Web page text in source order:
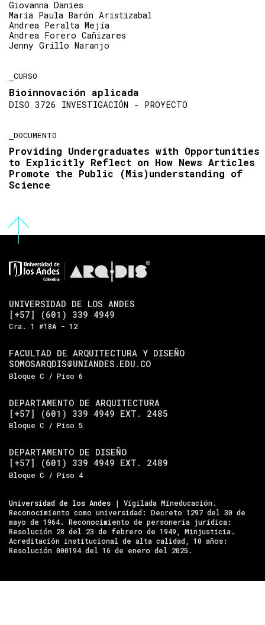
Giovanna Danies
María Paula Barón Aristizabal
Andrea Peralta Mejía
Andrea Forero Cañizares
Jenny Grillo Naranjo
CURSO
Bioinnovación aplicada
DISO 3726 INVESTIGACIÓN - PROYECTO
DOCUMENTO
Providing Undergraduates with Opportunities
to Explicitly Reflect on How News Articles
Promote the Public (Mis)understanding of
Science
UNIVERSIDAD DE LOS ANDES
[+57] (601) 339 4949
Cra. 1 #18A - 12
FACULTAD DE ARQUITECTURA Y DISEÑO
SOMOSARQDIS@UNIANDES.EDU.CO
Bloque C / Piso 6
DEPARTAMENTO DE ARQUITECTURA
[+57] (601) 339 4949 EXT. 2485
Bloque C / Piso 5
DEPARTAMENTO DE DISEÑO
[+57] (601) 339 4949 EXT. 2489
Bloque C / Piso 4
Universidad de los Andes | Vigilada Mineducación.
Reconocimiento como universidad: Decreto 1297 del 30 de
mayo de 1964. Reconocimiento de personería jurídica:
Resolución 28 del 23 de febrero de 1949, Minjusticia.
Acreditación institucional de alta calidad, 10 años:
Resolución 000194 del 16 de enero del 2025.